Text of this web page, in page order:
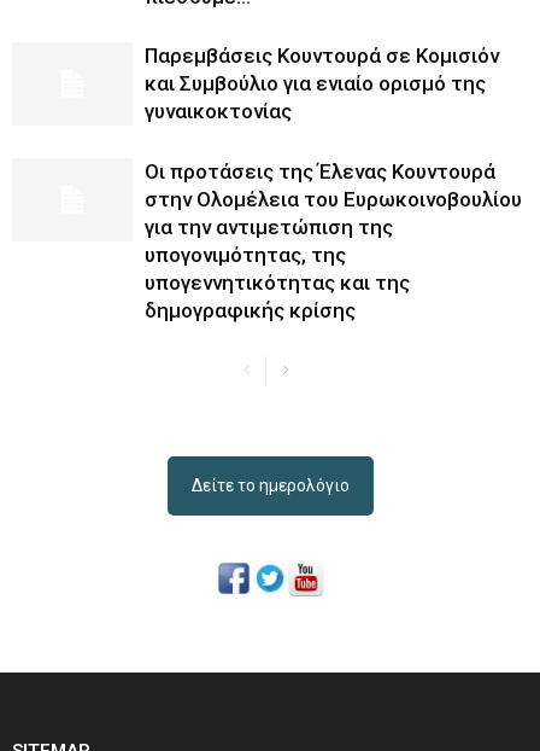
Παρεμβάσεις Κουντουρά σε Κομισιόν
και Συμβούλιο για ενιαίο ορισμό της
γυναικοκτονίας
Οι προτάσεις της Έλενας Κουντουρά
στην Ολομέλεια του Ευρωκοινοβουλίου
για την αντιμετώπιση της
υπογονιμότητας, της
υπογεννητικότητας και της
δημογραφικής κρίσης
Δείτε το ημερολόγιο